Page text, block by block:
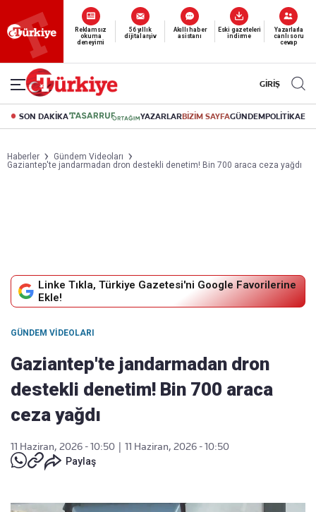
Reklamsız
okuma
deneyimi
56 yıllık
dijital arşiv
Akıllı haber
asistanı
Eski gazeteleri
indirme
Yazarlarla
canlı soru
cevap
GİRİŞ
SON DAKİKA YAZARLARBİZİM SAYFAGÜNDEMPOLİTİKA
Haberler
Gündem Videoları
Gaziantep'te jandarmadan dron destekli denetim! Bin 700 araca ceza yağdı
Linke Tıkla, Türkiye Gazetesi'ni Google Favorilerine
Ekle!
GÜNDEM VIDEOLARI
Gaziantep'te jandarmadan dron
destekli denetim! Bin 700 araca
ceza yağdı
11 Haziran, 2026 - 10:50
11 Haziran, 2026 - 10:50
Paylaş